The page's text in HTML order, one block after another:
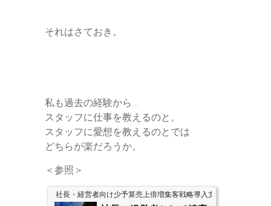
それはさておき。
私も過去の経験から…
スタッフに仕事を教えるのと。
スタッフに愛想を教えるのとでは
どちらが楽だろうか。
＜参照＞
社長・経営者向け少予算売上倍増集客戦略導入支援のアップスタ